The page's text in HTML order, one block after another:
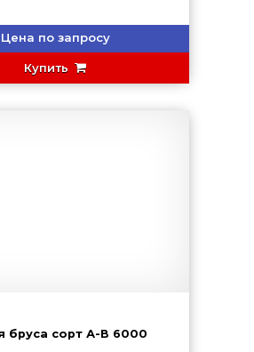
Цена по запросу
Купить
бруса сорт А-В 6000